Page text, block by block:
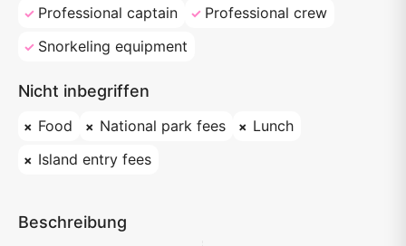
Professional captain
Professional crew
Snorkeling equipment
Nicht inbegriffen
Food National park fees
Lunch
Island entry fees
Beschreibung